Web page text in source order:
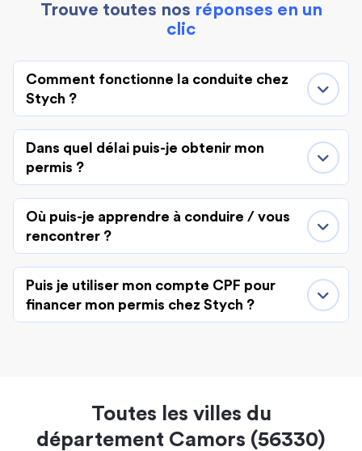
Trouve toutes nos réponses en un
clic
Comment fonctionne la conduite chez
Stych ?
Dans quel délai puis-je obtenir mon
permis ?
Où puis-je apprendre à conduire / vous
rencontrer ?
Puis je utiliser mon compte CPF pour
financer mon permis chez Stych ?
Toutes les villes du
département Camors (56330)